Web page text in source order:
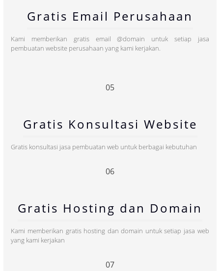
Gratis Email Perusahaan
Kami memberikan gratis email @domain untuk setiap jasa
pembuatan website perusahaan yang kami kerjakan.
05
Gratis Konsultasi Website
Gratis konsultasi jasa pembuatan web untuk berbagai kebutuhan
06
Gratis Hosting dan Domain
Kami memberikan gratis hosting dan domain untuk setiap jasa web
yang kami kerjakan
07